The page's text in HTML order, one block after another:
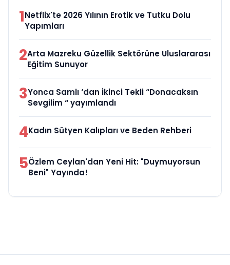
1Netflix'te 2026 Yılının Erotik ve Tutku Dolu
Yapımları
2Arta Mazreku Güzellik Sektörüne Uluslararası
Eğitim Sunuyor
3Yonca Samlı ‘dan İkinci Tekli “Donacaksın
Sevgilim “ yayımlandı
4Kadın Sütyen Kalıpları ve Beden Rehberi
5Özlem Ceylan'dan Yeni Hit: "Duymuyorsun
Beni" Yayında!